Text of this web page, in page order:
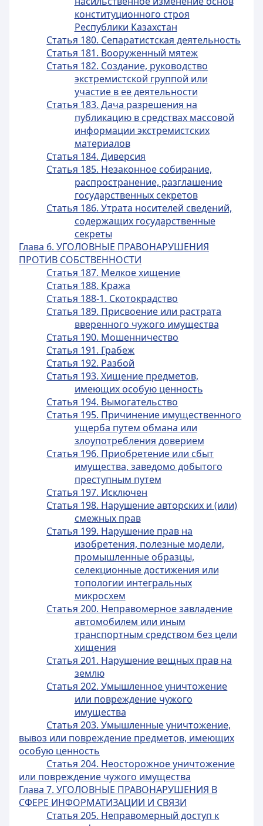
конституционного строя
Республики Казахстан
Статья 180. Сепаратистская деятельность
Статья 181. Вооруженный мятеж
Статья 182. Создание, руководство
экстремистской группой или
участие в ее деятельности
Статья 183. Дача разрешения на
публикацию в средствах массовой
информации экстремистских
материалов
Статья 184. Диверсия
Статья 185. Незаконное собирание,
распространение, разглашение
государственных секретов
Статья 186. Утрата носителей сведений,
содержащих государственные
секреты
Глава 6. УГОЛОВНЫЕ ПРАВОНАРУШЕНИЯ
ПРОТИВ СОБСТВЕННОСТИ
Статья 187. Мелкое хищение
Статья 188. Кража
Статья 188-1. Скотокрадство
Статья 189. Присвоение или растрата
вверенного чужого имущества
Статья 190. Мошенничество
Статья 191. Грабеж
Статья 192. Разбой
Статья 193. Хищение предметов,
имеющих особую ценность
Статья 194. Вымогательство
Статья 195. Причинение имущественного
ущерба путем обмана или
злоупотребления доверием
Статья 196. Приобретение или сбыт
имущества, заведомо добытого
преступным путем
Статья 197. Исключен
Статья 198. Нарушение авторских и (или)
смежных прав
Статья 199. Нарушение прав на
изобретения, полезные модели,
промышленные образцы,
селекционные достижения или
топологии интегральных
микросхем
Статья 200. Неправомерное завладение
автомобилем или иным
транспортным средством без цели
хищения
Статья 201. Нарушение вещных прав на
землю
Статья 202. Умышленное уничтожение
или повреждение чужого
имущества
Статья 203. Умышленные уничтожение,
вывоз или повреждение предметов, имеющих
особую ценность
Статья 204. Неосторожное уничтожение
или повреждение чужого имущества
Глава 7. УГОЛОВНЫЕ ПРАВОНАРУШЕНИЯ В
СФЕРЕ ИНФОРМАТИЗАЦИИ И СВЯЗИ
Статья 205. Неправомерный доступ к